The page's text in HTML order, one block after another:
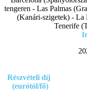
tengeren - Las Palmas
(Kanári-szigetek) - La
Tenerife
Részvételi díj
(eurótól/fő)